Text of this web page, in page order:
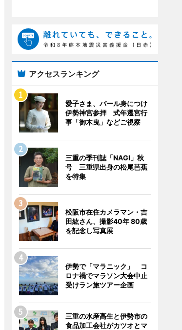
アクセスランキング
愛子さま、パール身につけ
伊勢神宮参拝 式年遷宮行
事「御木曳」などご視察
三重の季刊誌「NAGI」秋
号 三重県出身の松尾芭蕉
を特集
松阪市在住カメラマン・吉
田紘さん、撮影40年 80歳
を記念し写真展
伊勢で「マラニック」 コ
ロナ禍でマラソン大会中止
受けラン旅ツアー企画
三重の水産高生と伊勢市の
食品加工会社がカツオとマ